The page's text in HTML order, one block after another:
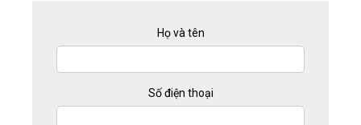
Họ và tên
Số điện thoại